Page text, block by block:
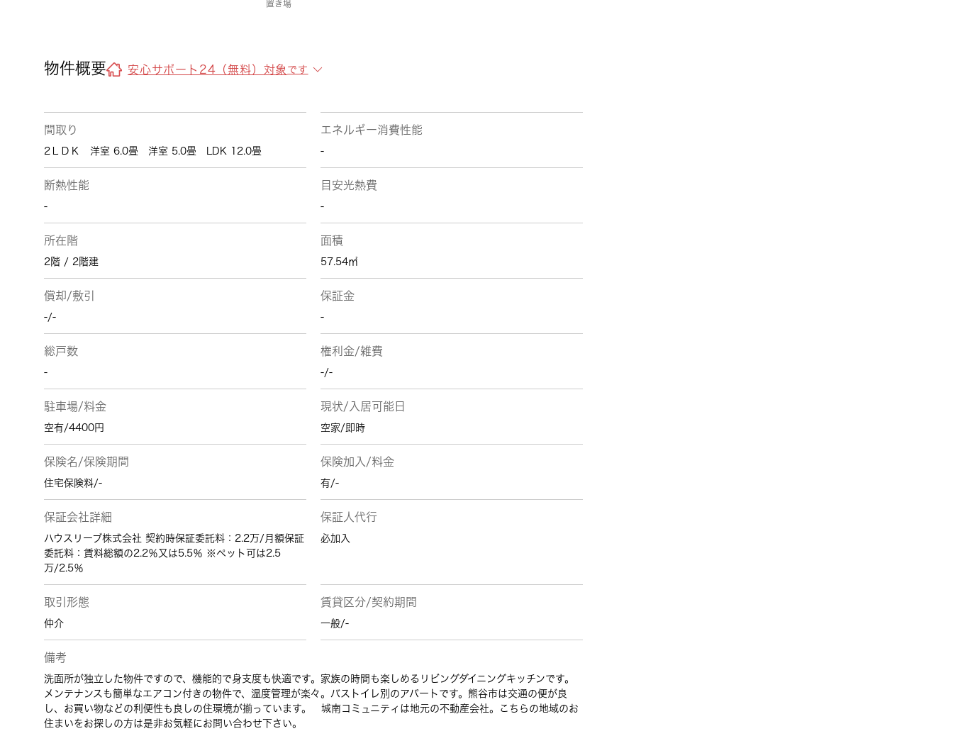
置き場
物件概要 安心サポート24（無料）対象 です
間取り
2ＬＤＫ 洋室 6.0畳 洋室 5.0畳 LDK 12.0畳
エネルギー消費性能
-
断熱性能
-
目安光熱費
-
所在階
2階 / 2階建
面積
57.54㎡
償却/敷引
-/-
保証金
-
総戸数
-
権利金/雑費
-/-
駐車場/料金
空有/4400円
現状/入居可能日
空家/即時
保険名/保険期間
住宅保険料/-
保険加入/料金
有/-
保証会社詳細
ハウスリーブ株式会社 契約時保証委託料：2.2万/月額保証
委託料：賃料総額の2.2％又は5.5％ ※ペット可は2.5
万/2.5％
保証人代行
必加入
取引形態
仲介
賃貸区分/契約期間
一般/-
備考
洗面所が独立した物件ですので、機能的で身支度も快適です。家族の時間も楽しめるリビングダイニングキッチンです。
メンテナンスも簡単なエアコン付きの物件で、温度管理が楽々。バストイレ別のアパートです。熊谷市は交通の便が良
し、お買い物などの利便性も良しの住環境が揃っています。 城南コミュニティは地元の不動産会社。こちらの地域のお
住まいをお探しの方は是非お気軽にお問い合わせ下さい。